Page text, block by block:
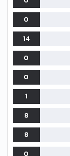
0
14
0
0
1
8
8
0